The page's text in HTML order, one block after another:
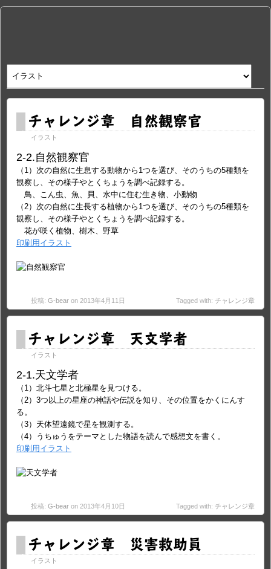
チャレンジ章 自然観察官
イラスト
2-2.自然観察官
（1）次の自然に生息する動物から1つを選び、そのうちの5種類を
観察し、その様子やとくちょうを調べ記録する。
鳥、こん虫、魚、貝、水中に住む生き物、小動物
（2）次の自然に生長する植物から1つを選び、そのうちの5種類を
観察し、その様子やとくちょうを調べ記録する。
花が咲く植物、樹木、野草
印刷用イラスト
投稿: G-bear on 2013年4月11日 Tagged with: チャレンジ章
チャレンジ章 天文学者
イラスト
2-1.天文学者
（1）北斗七星と北極星を見つける。
（2）3つ以上の星座の神話や伝説を知り、その位置をかくにんす
る。
（3）天体望遠鏡で星を観測する。
（4）うちゅうをテーマとした物語を読んで感想文を書く。
印刷用イラスト
投稿: G-bear on 2013年4月10日 Tagged with: チャレンジ章
チャレンジ章 災害救助員
イラスト